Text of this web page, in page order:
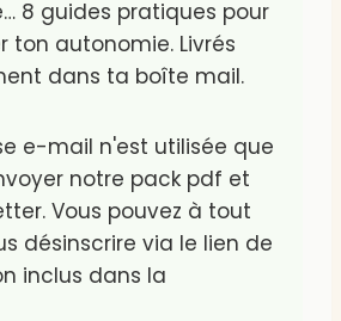
8 guides pratiques pour
ton autonomie. Livrés
dans ta boîte mail.
e-mail n'est utilisée que
notre pack pdf et
Vous pouvez à tout
désinscrire via le lien de
inclus dans la